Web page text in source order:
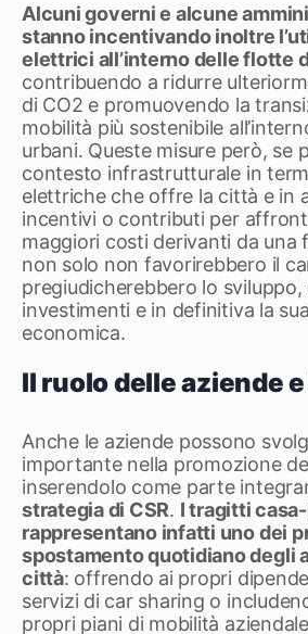
Alcuni governi e alcune
stanno incentivando inoltre
elettrici all’interno delle flotte
contribuendo a ridurre
di CO2 e promuovendo la
mobilità più sostenibile
urbani. Queste misure però, se
contesto infrastrutturale in
elettriche che offre la città e in
incentivi o contributi per
maggiori costi derivanti da una
non solo non favorirebbero il
pregiudicherebbero lo sviluppo,
investimenti e in definitiva la
economica.
Il ruolo delle aziende e
Anche le aziende possono
importante nella promozione
inserendolo come parte
strategia di CSR. I tragitti
rappresentano infatti uno dei
spostamento quotidiano degli
città: offrendo ai propri
servizi di car sharing o
propri piani di mobilità